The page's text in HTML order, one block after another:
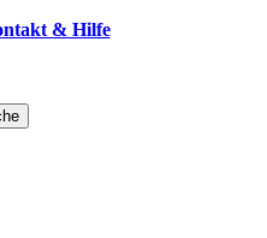
& Hilfe